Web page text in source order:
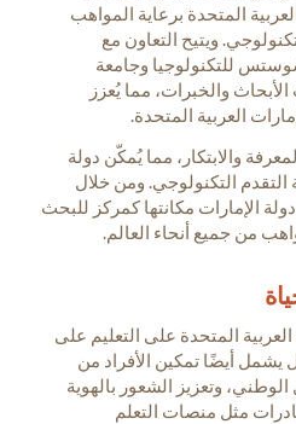
المتحدة برعاية المواهب
ويتيح التعاون مع
للتكنولوجيا وجامعة
والخبرات، مما يُعزز
العربية المتحدة.
والابتكار، مما يُمكّن دولة
التقدم التكنولوجي. ومن خلال
الإمارات مكانتها كمركز للبحث
من جميع أنحاء العالم.
العربية المتحدة على التعليم على
أيضًا تمكين الأفراد من
وتعزيز الشعور بالهوية
مثل منصات التعلم